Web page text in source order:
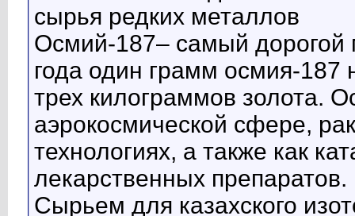
сырья редких металлов
Осмий-187– самый
года один грамм осмия-
трех килограммов золота.
аэрокосмической сфере,
технологиях, а также как
лекарственных препаратов.
Сырьем для казахского